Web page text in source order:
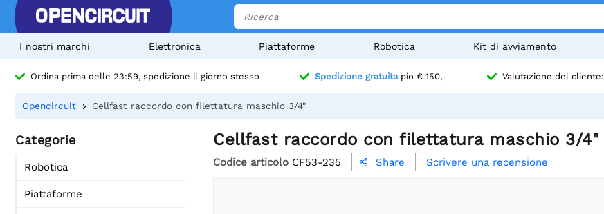
I nostri marchi Elettronica Piattaforme Robotica Kit di avviamento
Ordina prima delle 23:59, spedizione il giorno stesso Spedizione gratuitapio € 150,- Valutazione del cliente:
Opencircuit Cellfast raccordo con filettatura maschio 3/4"
Categorie
Robotica
Piattaforme
Cellfast raccordo con filettatura maschio 3/4"
Codice articolo CF53-235  Share Scrivere una recensione